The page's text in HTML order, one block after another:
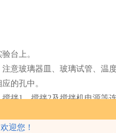
欢迎您！
台上。
意玻璃器皿、玻璃试管、温
的孔中。
拌1、搅拌2及搅拌机电源等